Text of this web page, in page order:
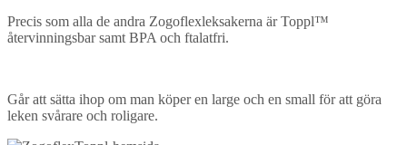
Precis som alla de andra Zogoflexleksakerna är Toppl™
återvinningsbar samt BPA och ftalatfri.
Går att sätta ihop om man köper en large och en small för att göra
leken svårare och roligare.